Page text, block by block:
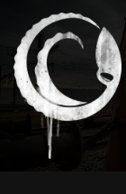
Aller
au
contenu